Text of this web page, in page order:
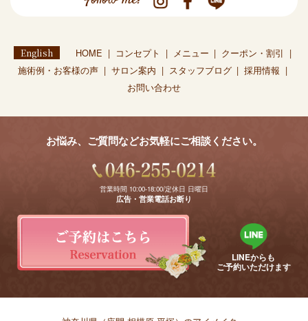
English HOME コンセプト メニュー
クーポン・割引
施術例・お客様の声
サロン案内 スタッフブログ
採用情報
お問い合わせ
お悩み、ご質問などお気軽にご相談ください。
営業時間 10:00-18:00/定休日 日曜日
広告・営業電話お断り
LINEからも
ご予約いただけます